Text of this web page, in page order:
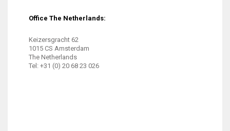
Office The Netherlands:
Keizersgracht 62
1015 CS Amsterdam
The Netherlands
Tel: +31 (0) 20 68 23 026